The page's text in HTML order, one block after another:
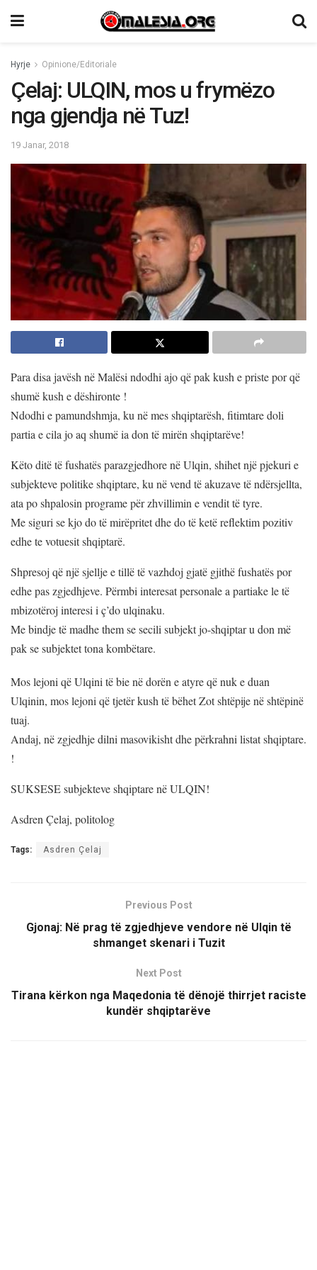
Hyrje Opinione/Editoriale
Çelaj: ULQIN, mos u frymëzo
nga gjendja në Tuz!
19 Janar, 2018
Para disa javësh në Malësi ndodhi ajo që pak kush e priste por që
shumë kush e dëshironte !
Ndodhi e pamundshmja, ku në mes shqiptarësh, fitimtare doli
partia e cila jo aq shumë ia don të mirën shqiptarëve!
Këto ditë të fushatës parazgjedhore në Ulqin, shihet një pjekuri e
subjekteve politike shqiptare, ku në vend të akuzave të ndërsjellta,
ata po shpalosin programe për zhvillimin e vendit të tyre.
Me siguri se kjo do të mirëpritet dhe do të ketë reflektim pozitiv
edhe te votuesit shqiptarë.
Shpresoj që një sjellje e tillë të vazhdoj gjatë gjithë fushatës por
edhe pas zgjedhjeve. Përmbi interesat personale a partiake le të
mbizotëroj interesi i ç’do ulqinaku.
Me bindje të madhe them se secili subjekt jo-shqiptar u don më
pak se subjektet tona kombëtare.
Mos lejoni që Ulqini të bie në dorën e atyre që nuk e duan
Ulqinin, mos lejoni që tjetër kush të bëhet Zot shtëpije në shtëpinë
tuaj.
Andaj, në zgjedhje dilni masovikisht dhe përkrahni listat shqiptare.
!
SUKSESE subjekteve shqiptare në ULQIN!
Asdren Çelaj, politolog
Tags: Asdren Çelaj
Previous Post
Gjonaj: Në prag të zgjedhjeve vendore në Ulqin të
shmanget skenari i Tuzit
Next Post
Tirana kërkon nga Maqedonia të dënojë thirrjet raciste
kundër shqiptarëve